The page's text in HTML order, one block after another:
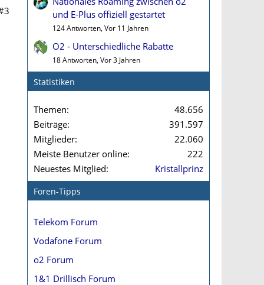
und E-Plus offiziell gestartet
124 Antworten, Vor 11 Jahren
O2 - Unterschiedliche Rabatte
18 Antworten, Vor 3 Jahren
Statistiken
Themen
48.656
Beiträge
391.597
Mitglieder
22.060
Meiste Benutzer online
222
Neuestes Mitglied
Kristallprinz
Foren-Tipps
Telekom Forum
Vodafone Forum
o2 Forum
1&1 Drillisch Forum